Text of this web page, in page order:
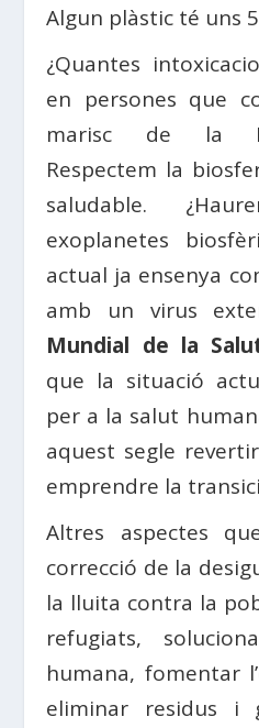
Algun plàstic té uns
¿Quantes
en persones que
marisc de la
Respectem la
saludable.
exoplanetes
actual ja ensenya
amb un virus
Mundial de la
que la situació
per a la salut
aquest segle
emprendre la
Altres aspectes
correcció de la
la lluita contra la
refugiats,
humana, fomentar
eliminar residus i